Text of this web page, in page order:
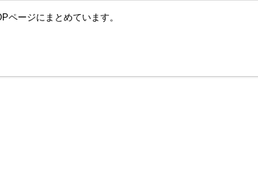
ページにまとめています。